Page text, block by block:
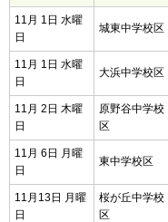
11月 1日 水曜
日
城東中学校区
11月 1日 水曜
日
大浜中学校区
11月 2日 木曜
日
原野谷中学校
区
11月 6日 月曜
日
東中学校区
11月13日 月曜
日
桜が丘中学校
区